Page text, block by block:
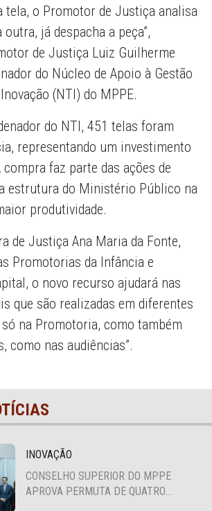
tela, o Promotor de Justiça analisa
já despacha a peça”,
de Justiça Luiz Guilherme
do Núcleo de Apoio à Gestão
(NTI) do MPPE.
do NTI, 451 telas foram
representando um investimento
faz parte das ações de
estrutura do Ministério Público na
produtividade.
de Justiça Ana Maria da Fonte,
Promotorias da Infância e
o novo recurso ajudará nas
que são realizadas em diferentes
só na Promotoria, como também
como nas audiências”.
INOVAÇÃO
CONSELHO SUPERIOR DO MPPE
APROVA PERMUTA DE QUATRO